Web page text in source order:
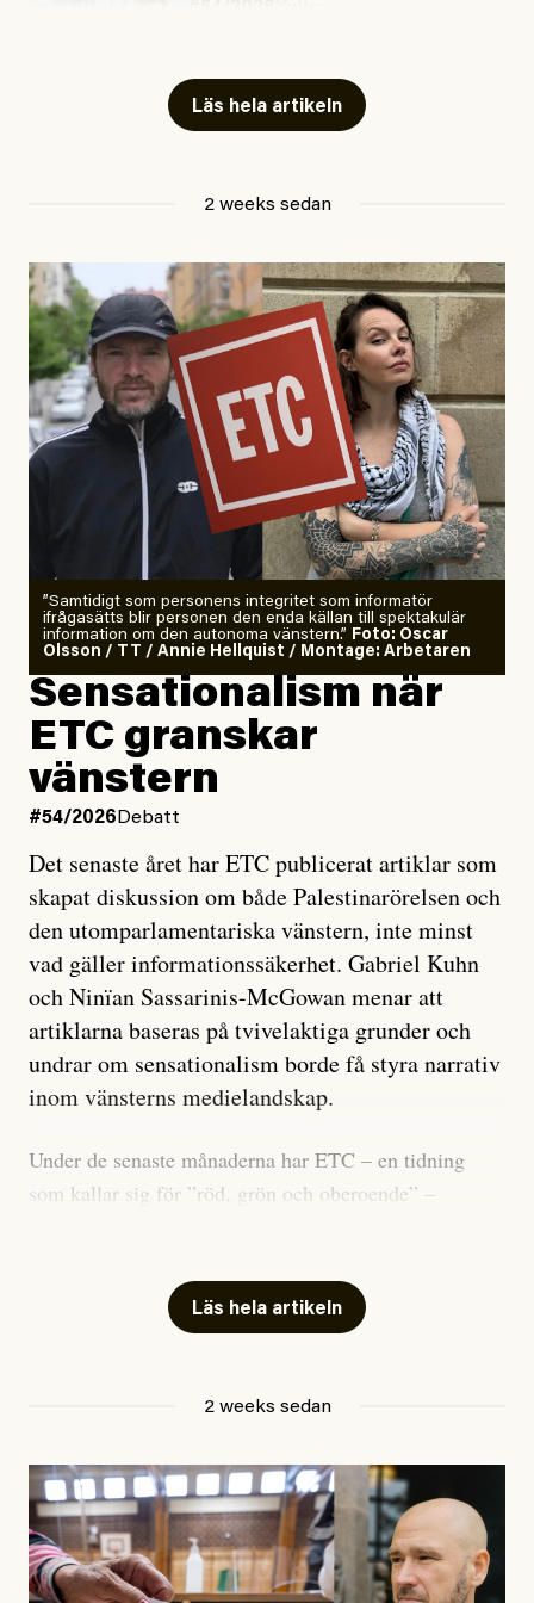
Läs hela artikeln
2 weeks sedan
”Samtidigt som personens integritet som informatör
ifrågasätts blir personen den enda källan till spektakulär
information om den autonoma vänstern.” Foto: Oscar
Olsson / TT / Annie Hellquist / Montage: Arbetaren
Sensationalism när
ETC granskar
vänstern
#54/2026Debatt
Det senaste året har ETC publicerat artiklar som
skapat diskussion om både Palestinarörelsen och
den utomparlamentariska vänstern, inte minst
vad gäller informationssäkerhet. Gabriel Kuhn
och Ninïan Sassarinis-McGowan menar att
artiklarna baseras på tvivelaktiga grunder och
undrar om sensationalism borde få styra narrativ
inom vänsterns medielandskap.
Under de senaste månaderna har ETC – en tidning
som kallar sig för ”röd, grön och oberoende” –
skriver för? Vad betyder det att vara en ”röd, grön och
oberoende” tidning? Och vad är egentligen bra
Den första artikeln publicerades den 10 mars 2026.
utpekas som israelisk infiltratör”. Enligt ingressen
handlar artikeln om en person vars ”bakgrund skapar
splittring och oro i rörelsen”. Problemet är att artikeln
skapar betydligt mer oro i palestinarörelsen – och den
Läs hela artikeln
2 weeks sedan